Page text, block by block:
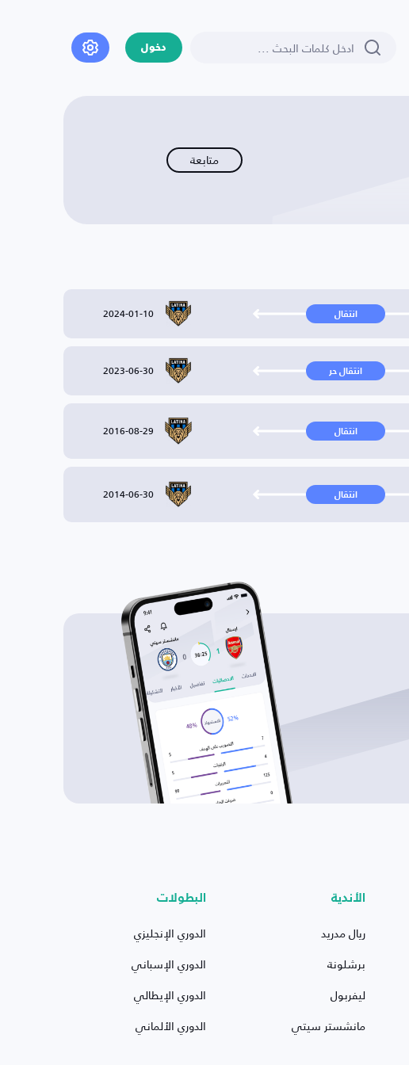
دخول
متابعة
انتقال 2024-01-10
انتقال حر 2023-06-30
انتقال 2016-08-29
انتقال 2014-06-30
الأندية
ريال مدريد
برشلونة
ليفربول
مانشستر سيتي
البطولات
الدوري الإنجليزي
الدوري الإسباني
الدوري الإيطالي
الدوري الألماني